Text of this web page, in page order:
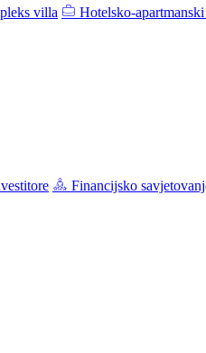
villa Hotelsko-
Financijsko